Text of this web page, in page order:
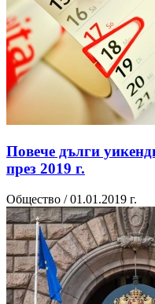
Повече дълги
през 2019 г.
Общество / 01.01.2019 г.